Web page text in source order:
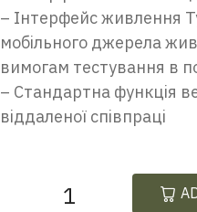
– Інтерфейс живлення
мобільного джерела
вимогам тестування в
– Стандартна функція
віддаленої співпраці